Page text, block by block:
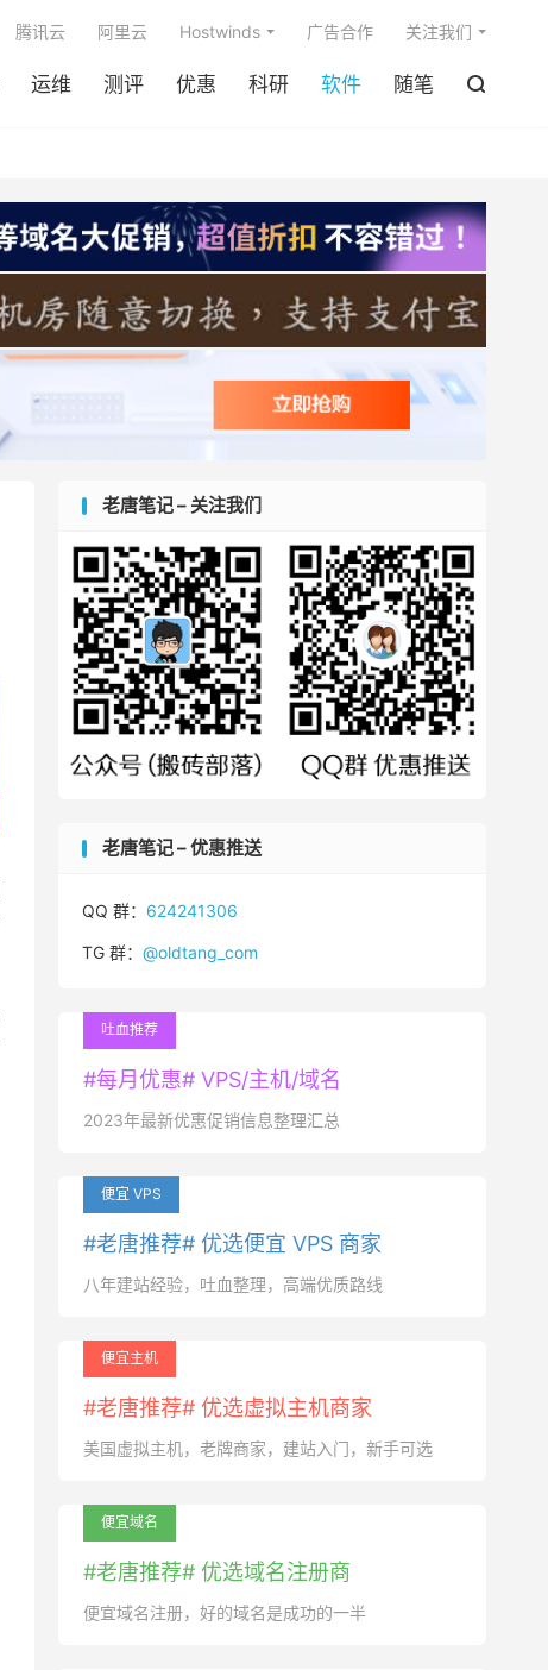
运维 测评 优惠 科研 软件 随笔 
腾讯云 阿里云 Hostwinds 广告合作 关注我们
老唐笔记 – 关注我们
老唐笔记 – 优惠推送
QQ 群： 624241306
TG 群： @oldtang_com
吐血推荐
#每月优惠# VPS/主机/域名
2023年最新优惠促销信息整理汇总
便宜 VPS
#老唐推荐# 优选便宜 VPS 商家
八年建站经验，吐血整理，高端优质路线
便宜主机
#老唐推荐# 优选虚拟主机商家
美国虚拟主机，老牌商家，建站入门，新手可选
便宜域名
#老唐推荐# 优选域名注册商
便宜域名注册，好的域名是成功的一半